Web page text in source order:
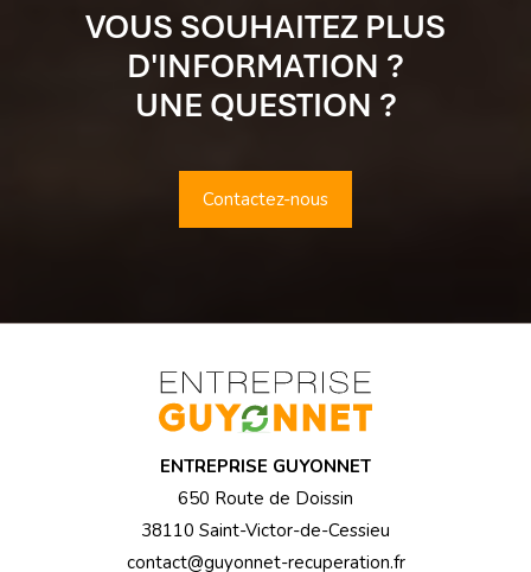
VOUS SOUHAITEZ PLUS
D'INFORMATION ?
UNE QUESTION ?
Contactez-nous
ENTREPRISE GUYONNET
650 Route de Doissin
38110 Saint-Victor-de-Cessieu
contact@guyonnet-recuperation.fr